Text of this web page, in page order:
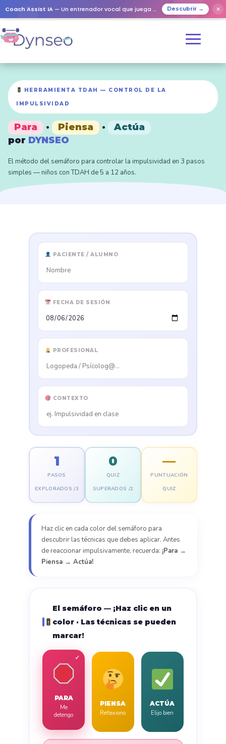
Coach Assist IA — Un entrenador vocal que juega con tus seres queridos Descubrir → ✕
HERRAMIENTA TDAH — CONTROL DE LA
IMPULSIVIDAD
Para · Piensa ·
Actúa
por DYNSEO
El método del semáforo para controlar la impulsividad en 3 pasos
simples — niños con TDAH de 5 a 12 años.
PACIENTE / ALUMNO
FECHA DE SESIÓN
PROFESIONAL
CONTEXTO
1
PASOS
EXPLORADOS /3
0
QUIZ
SUPERADOS /2
—
PUNTUACIÓN
QUIZ
Haz clic en cada color del semáforo para
descubrir las técnicas que debes aplicar. Antes
de reaccionar impulsivamente, recuerda: ¡Para →
Piensa → Actúa!
El semáforo — ¡Haz clic en un
color · Las técnicas se pueden
marcar!
PARA
Me
detengo
PIENSA
Reflexiono
ACTÚA
Elijo bien